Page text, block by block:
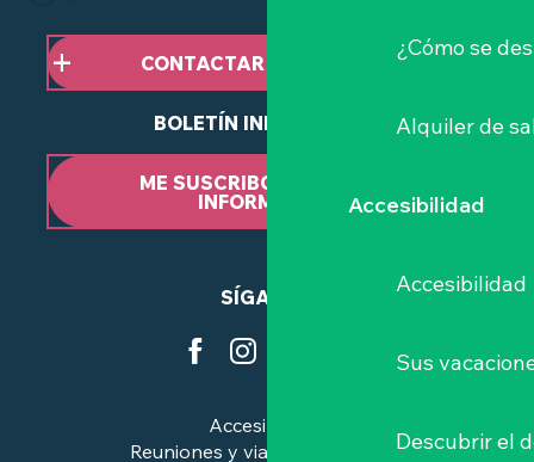
¿Cómo se
Alquiler de
Accesibilidad
Accesibilidad
Sus
Descubrir el
CONTACTAR CON NOSOTROS
BOLETÍN INFORMATIVO
ME SUSCRIBO AL BOLETÍN
INFORMATIVO
SÍGANOS
Accesibilidad
Reuniones y viajes de negocios